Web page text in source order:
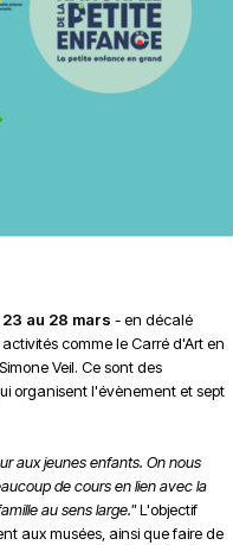
du
Sud
avec
découvert
que
j’étais
16.07.2026
Festival
le
27
Évènements
23 au 28 mars - en décalé
comme le Carré d'Art en
Veil. Ce sont des
organisent l'évènement et sept
aux jeunes enfants. On nous
de cours en lien avec la
au sens large."L'objectif
aux musées, ainsi que faire de